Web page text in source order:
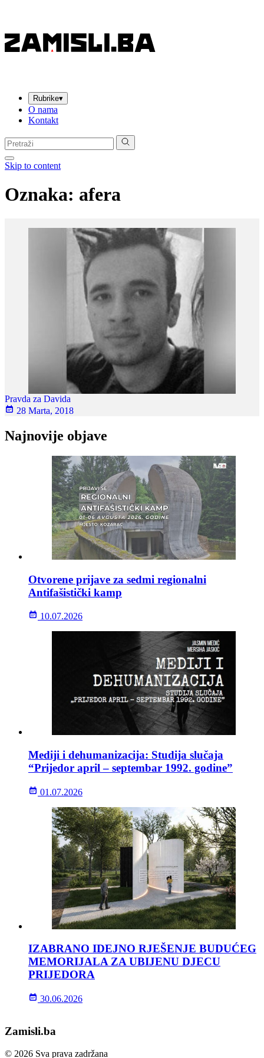
Rubrike▾
O nama
Kontakt
Pretraga:
Skip to content
Oznaka: afera
Pravda za Davida
28 Marta, 2018
Najnovije objave
Otvorene prijave za sedmi regionalni
Antifašistički kamp
10.07.2026
Mediji i dehumanizacija: Studija slučaja
“Prijedor april – septembar 1992. godine”
01.07.2026
IZABRANO IDEJNO RJEŠENJE BUDUĆEG
MEMORIJALA ZA UBIJENU DJECU
PRIJEDORA
30.06.2026
Zamisli.ba
© 2026 Sva prava zadržana